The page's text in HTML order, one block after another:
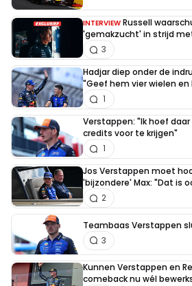
INTERVIEW Russell
'gemakzucht' in strijd
3
Hadjar diep onder de
"Geef hem vier wielen en
1
Verstappen: "Ik hoef
credits voor te krijgen"
1
Jos Verstappen moet
'bijzondere' Max: "Dat is
2
Teambaas Verstappen
3
Kunnen Verstappen en
comeback nu wél